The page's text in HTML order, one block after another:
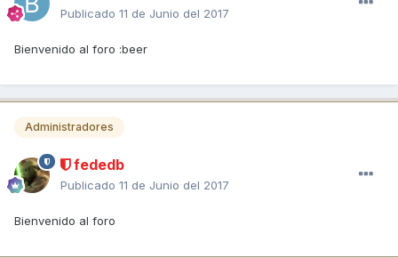
Publicado 11 de Junio del 2017
Bienvenido al foro :beer
Administradores
fededb
Publicado 11 de Junio del 2017
Bienvenido al foro